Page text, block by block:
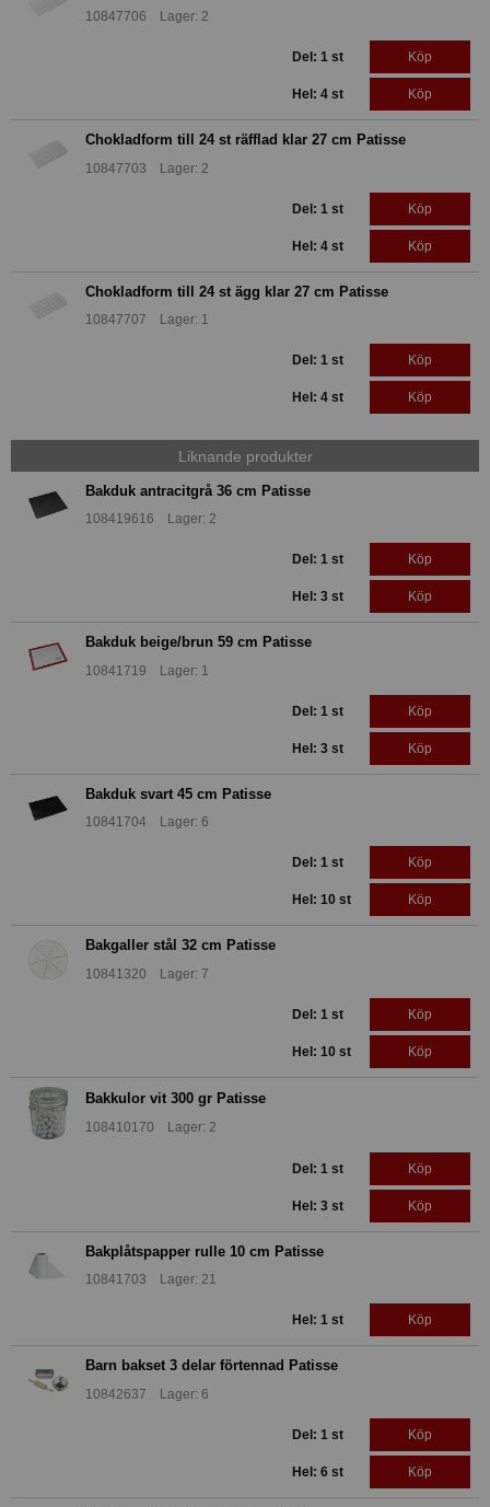
10847706 Lager: 2
Del: 1 st Köp
Hel: 4 st Köp
Chokladform till 24 st räfflad klar 27 cm Patisse
10847703 Lager: 2
Del: 1 st Köp
Hel: 4 st Köp
Chokladform till 24 st ägg klar 27 cm Patisse
10847707 Lager: 1
Del: 1 st Köp
Hel: 4 st Köp
Liknande produkter
Bakduk antracitgrå 36 cm Patisse
108419616 Lager: 2
Del: 1 st Köp
Hel: 3 st Köp
Bakduk beige/brun 59 cm Patisse
10841719 Lager: 1
Del: 1 st Köp
Hel: 3 st Köp
Bakduk svart 45 cm Patisse
10841704 Lager: 6
Del: 1 st Köp
Hel: 10 st Köp
Bakgaller stål 32 cm Patisse
10841320 Lager: 7
Del: 1 st Köp
Hel: 10 st Köp
Bakkulor vit 300 gr Patisse
108410170 Lager: 2
Del: 1 st Köp
Hel: 3 st Köp
Bakplåtspapper rulle 10 cm Patisse
10841703 Lager: 21
Hel: 1 st Köp
Barn bakset 3 delar förtennad Patisse
10842637 Lager: 6
Del: 1 st Köp
Hel: 6 st Köp